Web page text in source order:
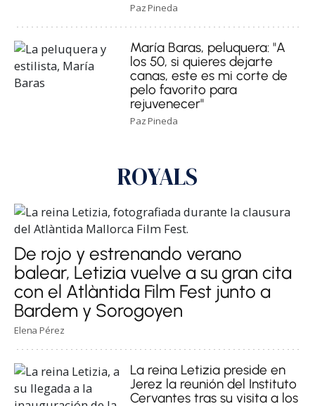
Paz Pineda
María Baras, peluquera: "A
los 50, si quieres dejarte
canas, este es mi corte de
pelo favorito para
rejuvenecer"
Paz Pineda
ROYALS
De rojo y estrenando verano
balear, Letizia vuelve a su gran cita
con el Atlàntida Film Fest junto a
Bardem y Sorogoyen
Elena Pérez
La reina Letizia preside en
Jerez la reunión del Instituto
Cervantes tras su visita a los